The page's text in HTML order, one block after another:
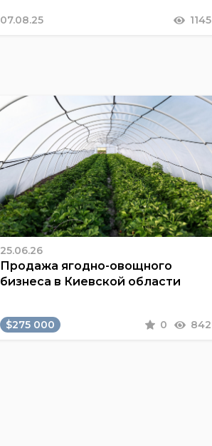
07.08.25 1145
25.06.26
Продажа ягодно-овощного
бизнеса в Киевской области
$275 000 0 842